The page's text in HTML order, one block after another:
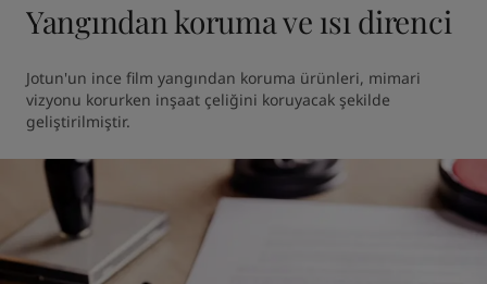
Yangından koruma ve ısı direnci
Jotun'un ince film yangından koruma ürünleri, mimari
vizyonu korurken inşaat çeliğini koruyacak şekilde
geliştirilmiştir.